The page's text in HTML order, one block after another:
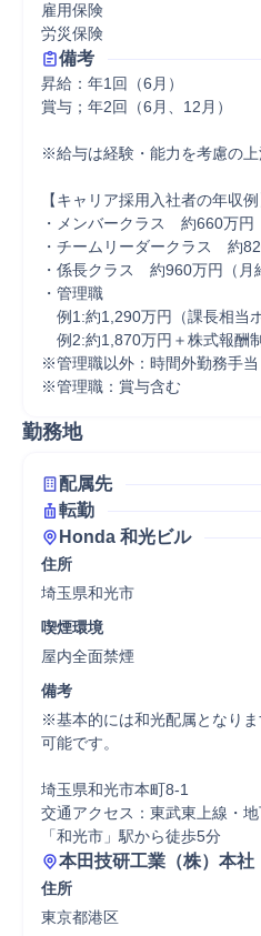
雇用保険
労災保険
備考
昇給：年1回（6月）
賞与；年2回（6月、12月）
※給与は経験・能力を考慮の上
【キャリア採用入社者の年収例
・メンバークラス　約660万円
・チームリーダークラス　約
・係長クラス　約960万円（月
・管理職
例1:約1,290万円（課長相当
例2:約1,870万円＋株式報酬
※管理職以外：時間外勤務手
※管理職：賞与含む
勤務地
配属先
転勤
Honda 和光ビル
住所
埼玉県和光市
喫煙環境
屋内全面禁煙
備考
※基本的には和光配属となり
可能です。
埼玉県和光市本町8-1
交通アクセス：東武東上線・
「和光市」駅から徒歩5分
本田技研工業（株）本社
住所
東京都港区